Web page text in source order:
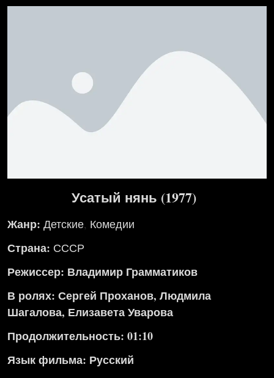
Усатый нянь (1977)
Жанр: Детские, Комедии
Страна: СССР
Режиссер: Владимир Грамматиков
В ролях: Сергей Проханов, Людмила
Шагалова, Елизавета Уварова
Продолжительность: 01:10
Язык фильма: Русский